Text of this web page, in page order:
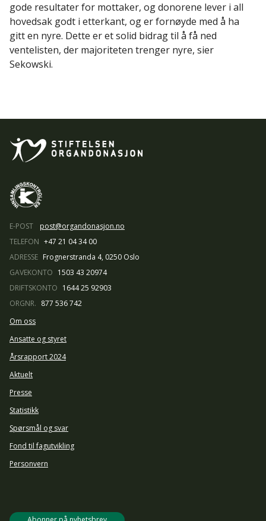
gode resultater for mottaker, og donorene lever i all
hovedsak godt i etterkant, og er fornøyde med å ha
gitt en nyre. Dette er et solid bidrag til å få ned
ventelisten, der majoriteten trenger nyre, sier
Sekowski.
E-POST
post@organdonasjon.no
TELEFON +47 21 04 34 00
ADRESSE Frognerstranda 4, 0250 Oslo
GAVEKONTO 1503 43 20974
DRIFTSKONTO 1644 25 92903
ORGNR. 877 536 742
Om oss
Ansatte og styret
Årsrapport 2024
Aktuelt
Presse
Statistikk
Spørsmål og svar
Fond til fagutvikling
Personvern